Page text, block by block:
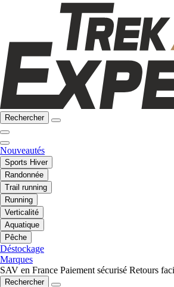
Rechercher
Nouveautés
Sports Hiver
Randonnée
Trail running
Running
Verticalité
Aquatique
Pêche
Déstockage
Marques
SAV en France Paiement sécurisé Retours
Rechercher